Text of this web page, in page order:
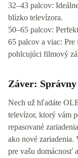
32–43 palcov:
blízko televízora.
50–65 palcov:
65 palcov a viac:
pohlcujúci filmový
Záver:
Nech už hľadáte
televízor, ktorý vám
repasované
ako nové
pre vašu domácnosť